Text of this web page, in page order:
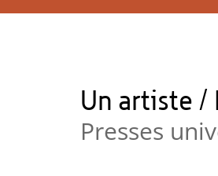
Un artiste /
Presses